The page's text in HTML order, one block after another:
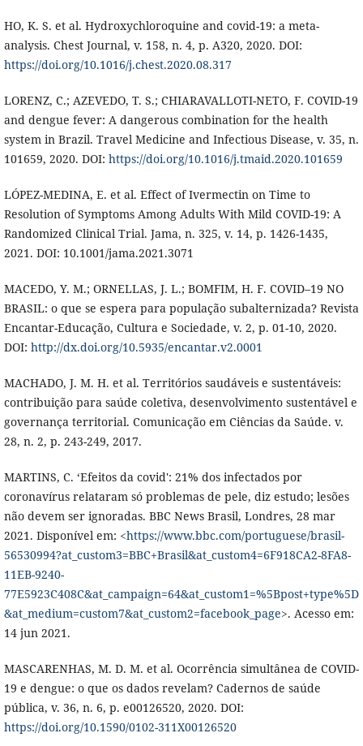
HO, K. S. et al. Hydroxychloroquine and covid-19: a meta-
analysis. Chest Journal, v. 158, n. 4, p. A320, 2020. DOI:
https://doi.org/10.1016/j.chest.2020.08.317
LORENZ, C.; AZEVEDO, T. S.; CHIARAVALLOTI-NETO, F. COVID-19
and dengue fever: A dangerous combination for the health
system in Brazil. Travel Medicine and Infectious Disease, v. 35, n.
101659, 2020. DOI: https://doi.org/10.1016/j.tmaid.2020.101659
LÓPEZ-MEDINA, E. et al. Effect of Ivermectin on Time to
Resolution of Symptoms Among Adults With Mild COVID-19: A
Randomized Clinical Trial. Jama, n. 325, v. 14, p. 1426-1435,
2021. DOI: 10.1001/jama.2021.3071
MACEDO, Y. M.; ORNELLAS, J. L.; BOMFIM, H. F. COVID–19 NO
BRASIL: o que se espera para população subalternizada? Revista
Encantar-Educação, Cultura e Sociedade, v. 2, p. 01-10, 2020.
DOI: http://dx.doi.org/10.5935/encantar.v2.0001
MACHADO, J. M. H. et al. Territórios saudáveis e sustentáveis:
contribuição para saúde coletiva, desenvolvimento sustentável e
governança territorial. Comunicação em Ciências da Saúde. v.
28, n. 2, p. 243-249, 2017.
MARTINS, C. ‘Efeitos da covid': 21% dos infectados por
coronavírus relataram só problemas de pele, diz estudo; lesões
não devem ser ignoradas. BBC News Brasil, Londres, 28 mar
2021. Disponível em: <https://www.bbc.com/portuguese/brasil-
56530994?at_custom3=BBC+Brasil&at_custom4=6F918CA2-8FA8-
11EB-9240-
77E5923C408C&at_campaign=64&at_custom1=%5Bpost+type%5D
&at_medium=custom7&at_custom2=facebook_page>. Acesso em:
14 jun 2021.
MASCARENHAS, M. D. M. et al. Ocorrência simultânea de COVID-
19 e dengue: o que os dados revelam? Cadernos de saúde
pública, v. 36, n. 6, p. e00126520, 2020. DOI:
https://doi.org/10.1590/0102-311X00126520